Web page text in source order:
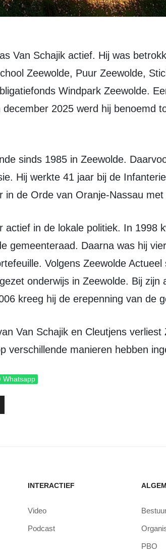
Zeewolde, Puur Zeewolde,
Windpark Zeewolde.
december 2025 werd hij benoemd
Hij werkte 41 jaar bij de
in de Orde van Oranje-Nassau
gemeenteraad. Daarna was hij
Volgens Zeewolde
onderwijs in Zeewolde. Bij zijn
kreeg hij de erepenning van de
verschillende manieren hebben
Whatsapp
OPEN DEUREN, TIJD VOOR DRONES
INTERACTIEF
Video
Podcast
PBO